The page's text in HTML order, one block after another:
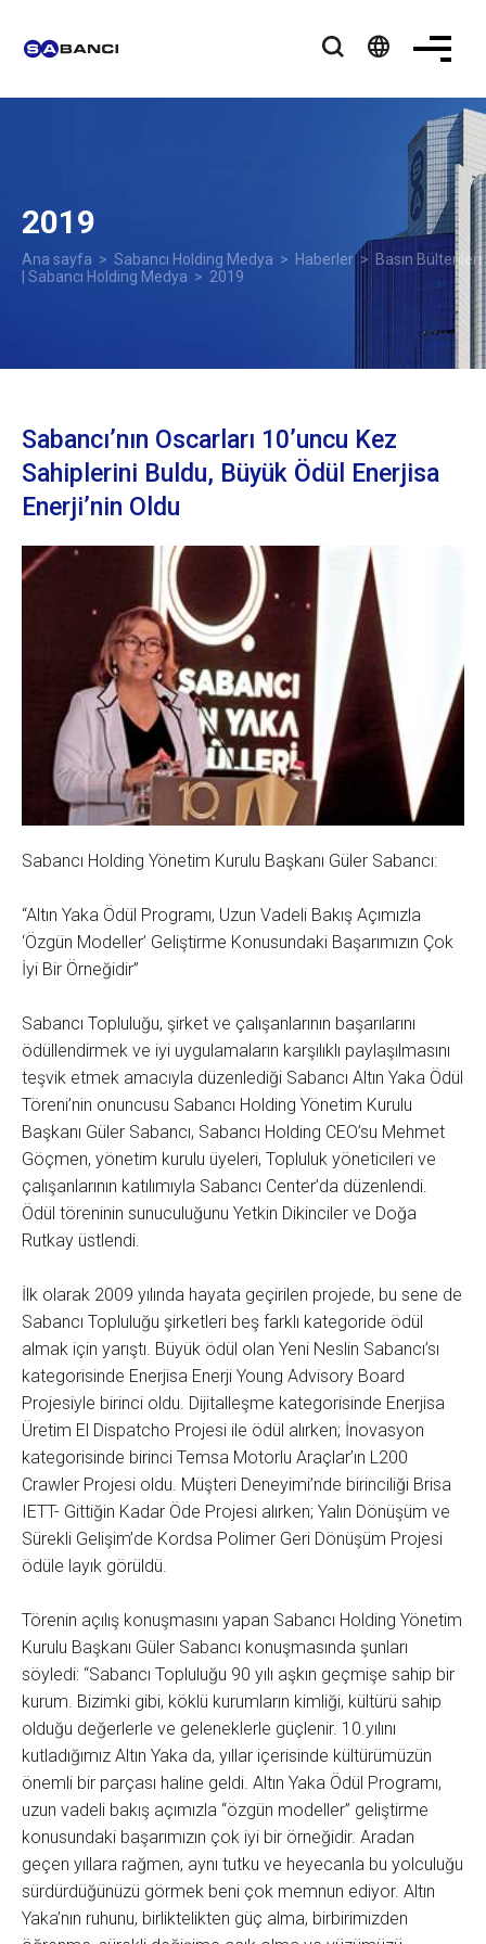
language
2019
Ana sayfa > Sabancı Holding Medya > Haberler> Basın Bültenleri
| Sabancı Holding Medya > 2019
Sabancı’nın Oscarları 10’uncu Kez
Sahiplerini Buldu, Büyük Ödül Enerjisa
Enerji’nin Oldu
Sabancı Holding Yönetim Kurulu Başkanı Güler Sabancı:
“Altın Yaka Ödül Programı, Uzun Vadeli Bakış Açımızla
‘Özgün Modeller’ Geliştirme Konusundaki Başarımızın Çok
İyi Bir Örneğidir”
Sabancı Topluluğu, şirket ve çalışanlarının başarılarını
ödüllendirmek ve iyi uygulamaların karşılıklı paylaşılmasını
teşvik etmek amacıyla düzenlediği Sabancı Altın Yaka Ödül
Töreni’nin onuncusu Sabancı Holding Yönetim Kurulu
Başkanı Güler Sabancı, Sabancı Holding CEO’su Mehmet
Göçmen, yönetim kurulu üyeleri, Topluluk yöneticileri ve
çalışanlarının katılımıyla Sabancı Center’da düzenlendi.
Ödül töreninin sunuculuğunu Yetkin Dikinciler ve Doğa
Rutkay üstlendi.
İlk olarak 2009 yılında hayata geçirilen projede, bu sene de
Sabancı Topluluğu şirketleri beş farklı kategoride ödül
almak için yarıştı. Büyük ödül olan Yeni Neslin Sabancı’sı
kategorisinde Enerjisa Enerji Young Advisory Board
Projesiyle birinci oldu. Dijitalleşme kategorisinde Enerjisa
Üretim El Dispatcho Projesi ile ödül alırken; İnovasyon
kategorisinde birinci Temsa Motorlu Araçlar’ın L200
Crawler Projesi oldu. Müşteri Deneyimi’nde birinciliği Brisa
IETT- Gittiğin Kadar Öde Projesi alırken; Yalın Dönüşüm ve
Sürekli Gelişim’de Kordsa Polimer Geri Dönüşüm Projesi
ödüle layık görüldü.
Törenin açılış konuşmasını yapan Sabancı Holding Yönetim
Kurulu Başkanı Güler Sabancı konuşmasında şunları
söyledi: “Sabancı Topluluğu 90 yılı aşkın geçmişe sahip bir
kurum. Bizimki gibi, köklü kurumların kimliği, kültürü sahip
olduğu değerlerle ve geleneklerle güçlenir. 10.yılını
kutladığımız Altın Yaka da, yıllar içerisinde kültürümüzün
önemli bir parçası haline geldi. Altın Yaka Ödül Programı,
uzun vadeli bakış açımızla “özgün modeller” geliştirme
konusundaki başarımızın çok iyi bir örneğidir. Aradan
geçen yıllara rağmen, aynı tutku ve heyecanla bu yolculuğu
sürdürdüğünüzü görmek beni çok memnun ediyor. Altın
Yaka’nın ruhunu, birliktelikten güç alma, birbirimizden